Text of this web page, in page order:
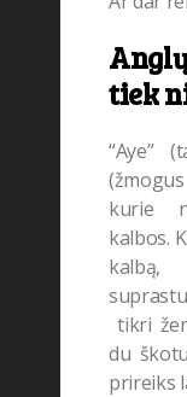
tiek
“Aye”
kurie
kalbos.
tikri
du
prireiks